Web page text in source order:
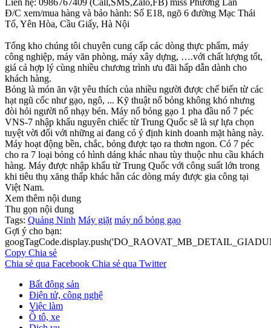
Đ/C xem/mua hàng và bảo hành: Số E18, ngõ 6 đường Mạc Thái
Tổ, Yên Hòa, Cầu Giấy, Hà Nội
Tổng kho chúng tôi chuyên cung cấp các dòng thực phẩm, máy
công nghiệp, máy văn phòng, máy xây dựng, ….với chất lượng tốt,
giá cả hợp lý cùng nhiều chương trình ưu đãi hấp dẫn dành cho
khách hàng.
Bỏng là món ăn vặt yêu thích của nhiều người được chế biến từ các
hạt ngũ cốc như gạo, ngô, ... Kỹ thuật nổ bỏng không khó nhưng
đòi hỏi người nổ nhạy bén. Máy nổ bỏng gạo 1 pha đầu nổ 7 péc
VNS-7 nhập khẩu nguyên chiếc từ Trung Quốc sẽ là sự lựa chọn
tuyệt vời đối với những ai đang có ý định kinh doanh mặt hàng này.
Máy hoạt động bền, chắc, bỏng được tạo ra thơm ngon. Có 7 péc
cho ra 7 loại bỏng có hình dáng khác nhau tùy thuộc nhu cầu khách
hàng. Máy được nhập khẩu từ Trung Quốc với công suất lớn trong
khi tiêu thụ xăng thấp khác hẳn các dòng máy được gia công tại
Việt Nam.
Xem thêm nội dung
Thu gọn nội dung
Tags: Quảng Ninh Máy giặt máy nổ bỏng gạo
Gợi ý cho bạn:
Copy Chia sẻ
Chia sẻ qua Facebook Chia sẻ qua Twitter
Bất động sản
Điện tử, công nghệ
Việc làm
Ô tô, xe